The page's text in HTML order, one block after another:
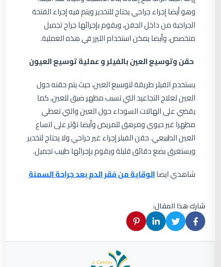
وهو أيضا إجراء جراحي يحتاج للتخدير ويتم فيه إجراء الفتحة
الجراحية من داخل الجفن، ويقوم بإجرائها جراح تجميل
متخصص، وأيضا يمكن استخدام الليزر في هذه العملية.
حقن وتوسيع العين بالفيلر و عملية توسيع العيون
يستخدم الفيلر طريقة لتوسيع العين، حيث يتم حقنه حول
العين لعلاج التجاعيد التي تسبب مظهر ضيق للعين، كما
يقضي على الهالات السوداء حول العين والتي تعطي
مظهرا غير حيوي ومرهق للمريض وأيضا تؤثر على اتساع
العين الطبيعي. حقن الفيلر إجراء غير جراحي ولا يحتاج لتخدير
ويستغرق بضع دقائق قليلة ويقوم بإجرائها طبيب تجميل.
شاهدي ايضاالوقاية من فقر الدم بعد جراحة السمنة
شارك هذا المقال: